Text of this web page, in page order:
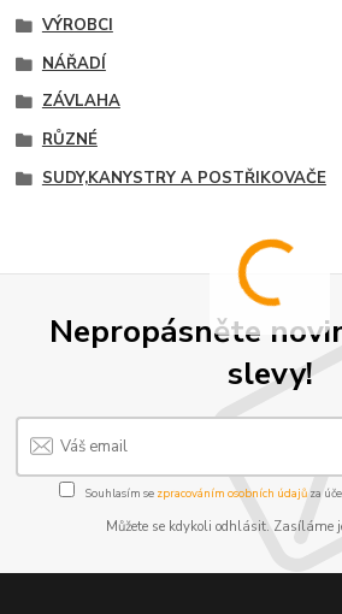
VÝROBCI
NÁŘADÍ
ZÁVLAHA
RŮZNÉ
SUDY,KANYSTRY A POSTŘIKOVAČE
Nepropásněte
slevy!
Souhlasím se zpracováním osobních údajůza
Můžete se kdykoli odhlásit. Zasíláme